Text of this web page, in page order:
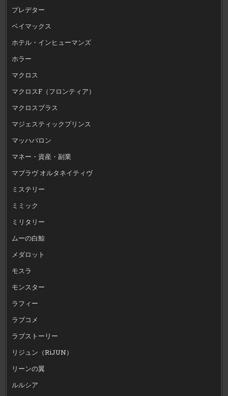
プレデター
ベイマックス
ホテル・インヒューマンズ
ホラー
マクロス
マクロスF（フロンティア）
マクロスプラス
マジェスティックプリンス
マッハバロン
マネー・資産・副業
マブラヴ オルタネイティヴ
ミステリー
ミミック
ミリタリー
ムーの白鯨
メダロット
モスラ
モンスター
ラフィー
ラブコメ
ラブストーリー
リジュン（RiJUN）
リーンの翼
ルルシア